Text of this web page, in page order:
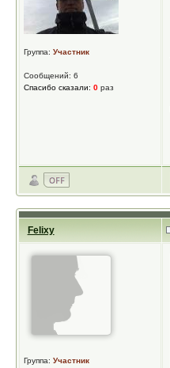
Группа: Участник
Сообщений: 6
Спасибо сказали: 0раз
Felixy
Группа: Участник